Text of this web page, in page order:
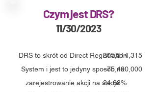
Czym jest DRS?
11/30/2023
DRS to skrót od Direct Registration
System i jest to jedyny sposób na
zarejestrowanie akcji na swoje
305,514,315
~75,400,000
24.68%